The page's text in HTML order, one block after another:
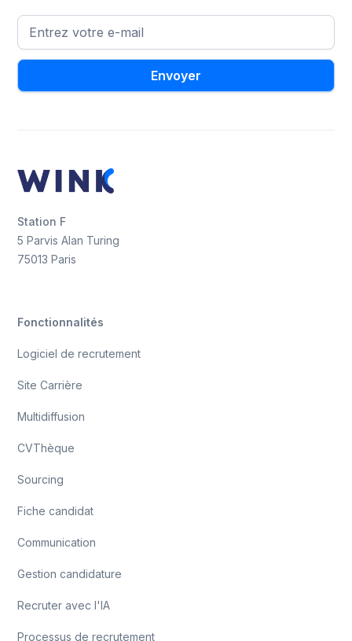
Station F
5 Parvis Alan Turing
75013 Paris
Fonctionnalités
Logiciel de recrutement
Site Carrière
Multidiffusion
CVThèque
Sourcing
Fiche candidat
Communication
Gestion candidature
Recruter avec l'IA
Processus de recrutement